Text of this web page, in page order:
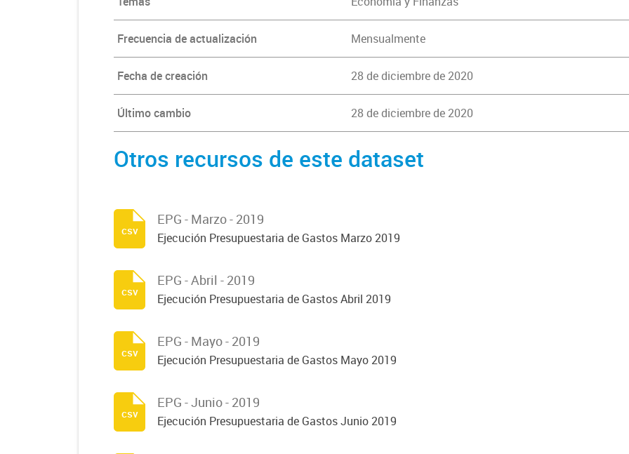
Frecuencia de actualización Mensualmente
Fecha de creación 28 de diciembre de 2020
Último cambio 28 de diciembre de 2020
Otros recursos de este dataset
EPG - Marzo - 2019
Ejecución Presupuestaria de Gastos Marzo 2019
csv
EPG - Abril - 2019
Ejecución Presupuestaria de Gastos Abril 2019
csv
EPG - Mayo - 2019
Ejecución Presupuestaria de Gastos Mayo 2019
csv
EPG - Junio - 2019
Ejecución Presupuestaria de Gastos Junio 2019
csv